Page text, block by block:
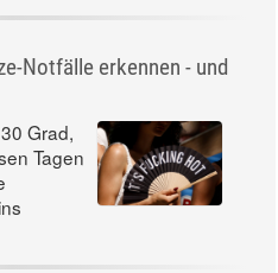
Notfälle erkennen - und
Grad,
Tagen